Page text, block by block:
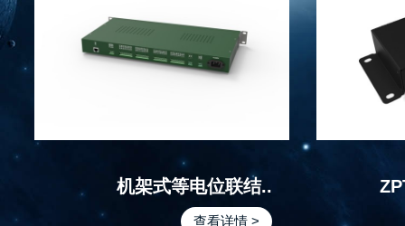
机架式等电位联结..
查看详情 >